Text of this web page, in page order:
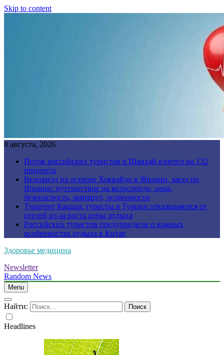
Skip to content
8 августа, 2026
Поток российских туристов в Шанхай взлетел на 132
процента
Велозаезд на острове Хоккайдо в Японии, заезд по
Японии: путешествие на велосипеде, цена,
безопасность, маршрут, особенности
Турагент Кашыр: туристы в Турции отказываются от
отелей из-за роста цены отдыха
Российских туристов предупредили о важных
особенностях отдыха в Китае
Здоровье медицина
Newsletter
Random News
Menu
Найти:
Headlines